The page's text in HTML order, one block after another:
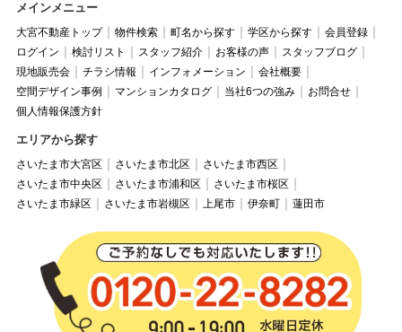
メインメニュー
大宮不動産トップ 物件検索 町名から探す 学区から探す
会員登録
ログイン
検討リスト スタッフ紹介 お客様の声
スタッフブログ
現地販売会
チラシ情報 インフォメーション
会社概要
空間デザイン事例
マンションカタログ 当社6つの強み
お問合せ
個人情報保護方針
エリアから探す
さいたま市大宮区 さいたま市北区
さいたま市西区
さいたま市中央区
さいたま市浦和区
さいたま市桜区
さいたま市緑区
さいたま市岩槻区 上尾市 伊奈町 蓮田市